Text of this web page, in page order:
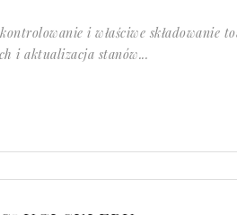
i właściwe składowanie
i aktualizacja stanów...